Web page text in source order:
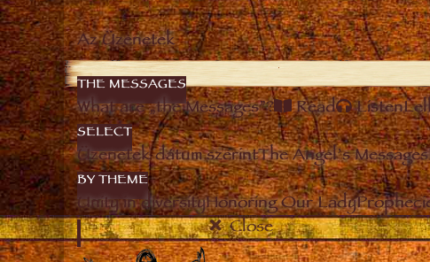
Az Üzenetek
THE MESSAGES
What are „the Messages”? Read Listen
SELECT
Üzenetek dátum szerintThe Angel’s Messages
BY THEME
Unity in diversityHonoring Our Lady
Close